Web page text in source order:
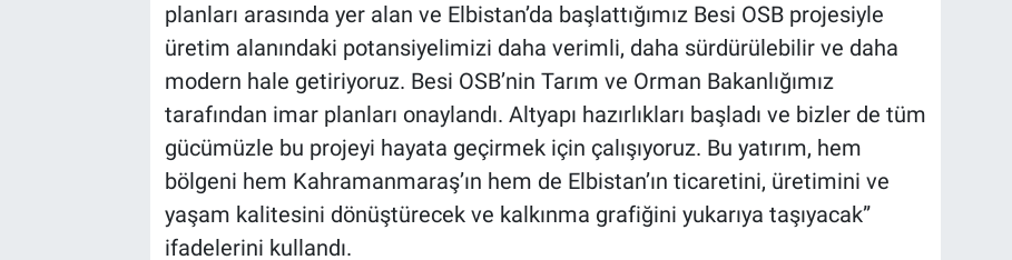
planları arasında yer alan ve Elbistan’da başlattığımız Besi OSB projesiyle
üretim alanındaki potansiyelimizi daha verimli, daha sürdürülebilir ve daha
modern hale getiriyoruz. Besi OSB’nin Tarım ve Orman Bakanlığımız
tarafından imar planları onaylandı. Altyapı hazırlıkları başladı ve bizler de tüm
gücümüzle bu projeyi hayata geçirmek için çalışıyoruz. Bu yatırım, hem
bölgeni hem Kahramanmaraş’ın hem de Elbistan’ın ticaretini, üretimini ve
yaşam kalitesini dönüştürecek ve kalkınma grafiğini yukarıya taşıyacak”
ifadelerini kullandı.